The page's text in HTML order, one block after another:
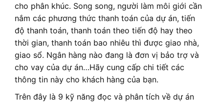
cho phân khúc. Song song, người làm môi giới cần
nắm các phương thức thanh toán của dự án, tiến
độ thanh toán, thanh toán theo tiến độ hay theo
thời gian, thanh toán bao nhiêu thì được giao nhà,
giao sổ. Ngân hàng nào đang là đơn vị bảo trợ và
cho vay của dự án…Hãy cung cấp chi tiết các
thông tin này cho khách hàng của bạn.
Trên đây là 9 kỹ năng đọc và phân tích về dự án